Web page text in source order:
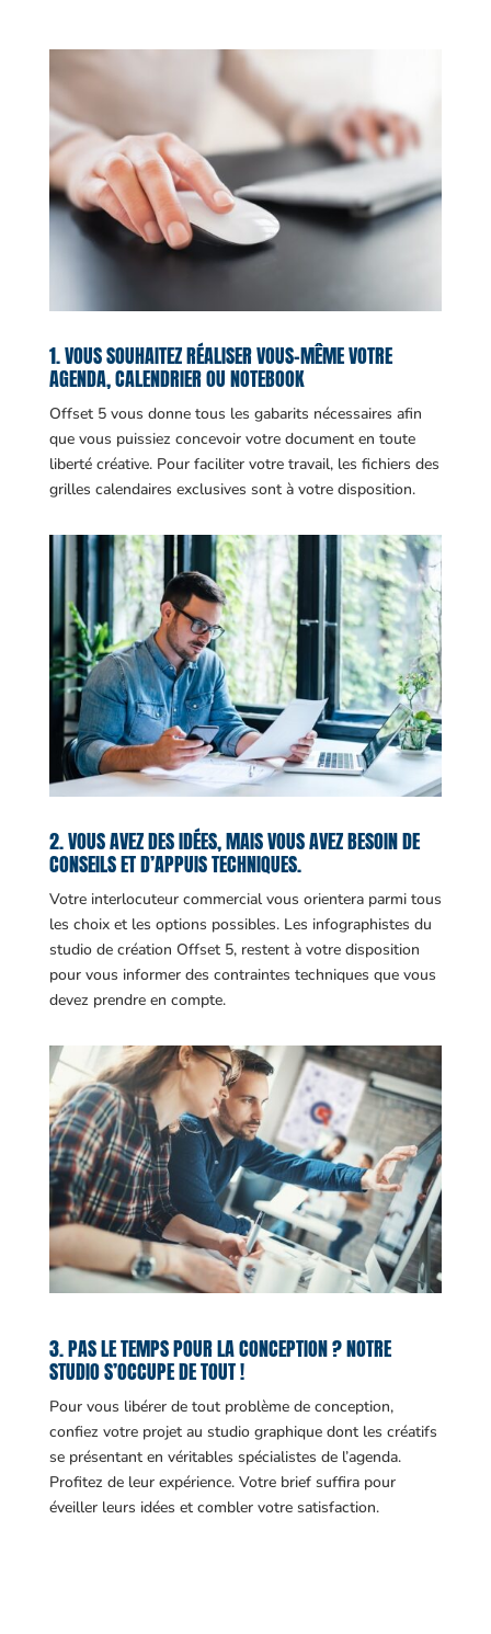
1. VOUS SOUHAITEZ RÉALISER VOUS-MÊME VOTRE
AGENDA, CALENDRIER OU NOTEBOOK
Offset 5 vous donne tous les gabarits nécessaires afin
que vous puissiez concevoir votre document en toute
liberté créative. Pour faciliter votre travail, les fichiers des
grilles calendaires exclusives sont à votre disposition.
2. VOUS AVEZ DES IDÉES, MAIS VOUS AVEZ BESOIN DE
CONSEILS ET D’APPUIS TECHNIQUES.
Votre interlocuteur commercial vous orientera parmi tous
les choix et les options possibles. Les infographistes du
studio de création Offset 5, restent à votre disposition
pour vous informer des contraintes techniques que vous
devez prendre en compte.
3. PAS LE TEMPS POUR LA CONCEPTION ? NOTRE
STUDIO S’OCCUPE DE TOUT !
Pour vous libérer de tout problème de conception,
confiez votre projet au studio graphique dont les créatifs
se présentant en véritables spécialistes de l’agenda.
Profitez de leur expérience. Votre brief suffira pour
éveiller leurs idées et combler votre satisfaction.